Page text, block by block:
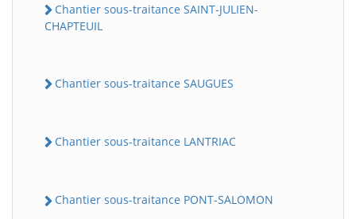
Chantier sous-traitance SAINT-JULIEN-
CHAPTEUIL
Chantier sous-traitance SAUGUES
Chantier sous-traitance LANTRIAC
Chantier sous-traitance PONT-SALOMON